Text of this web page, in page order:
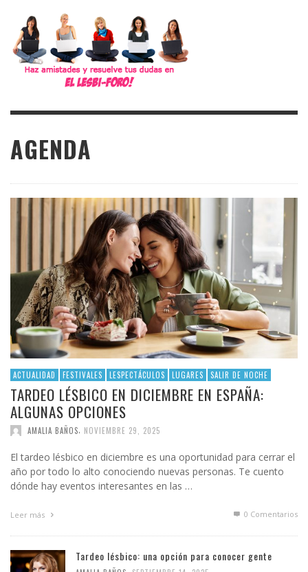
AGENDA
ACTUALIDAD FESTIVALES LESPECTÁCULOS LUGARES SALIR DE NOCHE
TARDEO LÉSBICO EN DICIEMBRE EN ESPAÑA:
ALGUNAS OPCIONES
AMALIA BAÑOS NOVIEMBRE 29, 2025
El tardeo lésbico en diciembre es una oportunidad para cerrar el
año por todo lo alto conociendo nuevas personas. Te cuento
dónde hay eventos interesantes en las …
Leer más 0 Comentarios
Tardeo lésbico: una opción para conocer gente